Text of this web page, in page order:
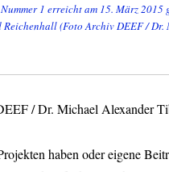
1 erreicht am 15. März 2015
Reichenhall (Foto Archiv DEEF / Dr.
/ Dr. Michael Alexander
haben oder eigene